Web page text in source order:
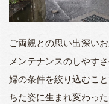
ご両親との思い出深い
メンテナンスのしやす
婦の条件を絞り込むこ
ちた姿に生まれ変わっ